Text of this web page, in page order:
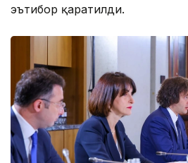
эътибор қаратилди.